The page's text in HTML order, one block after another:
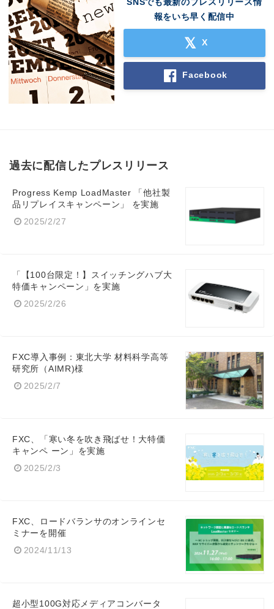
SNSでも最新のプレスリリース情
報をいち早く配信中
X
Facebook
過去に配信したプレスリリース
Progress Kemp LoadMaster 「他社製
品リプレイスキャンペーン」 を実施
2025/2/27
「【100台限定！】スイッチングハブ大
特価キャンペーン」を実施
2025/2/26
FXC導入事例：東北大学 材料科学高等
研究所（AIMR)様
2025/2/7
FXC、「寒い冬を吹き飛ばせ！大特価
キャンペ ーン」を実施
2025/2/3
FXC、ロードバランサのオンラインセ
ミナーを開催
2024/11/13
超小型100G対応メディアコンバータ